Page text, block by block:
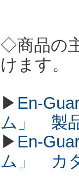
◇商品の
けます。
▶ En-
ム」 製
▶ En-
ム」 カ